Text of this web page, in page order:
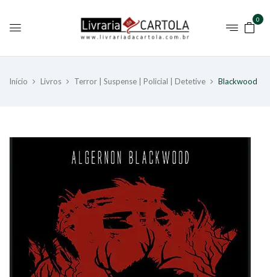
0
Início Livros Terror | Suspense | Policial | Detetive Blackwood